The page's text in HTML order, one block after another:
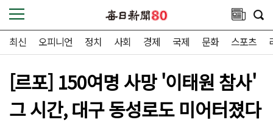
최신 오피니언 정치 사회 경제 국제 문화 스포츠
[르포] 150여명 사망 '이태원 참사'
그 시간, 대구 동성로도 미어터졌다